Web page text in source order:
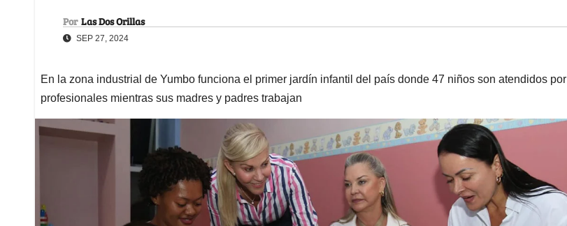
Por Las Dos Orillas
SEP 27, 2024
En la zona industrial de Yumbo funciona el primer jardín infantil del país donde 47 niños son atendidos por
profesionales mientras sus madres y padres trabajan